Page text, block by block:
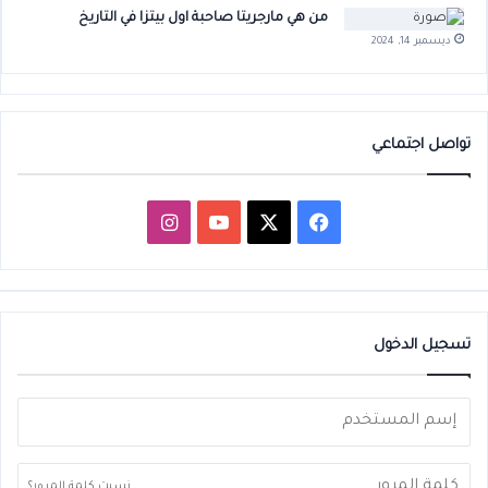
من هي مارجريتا صاحبة اول بيتزا في التاريخ
ديسمبر 14, 2024
تواصل اجتماعي
فيسبوك ‫YouTubeانستقرام
تسجيل الدخول